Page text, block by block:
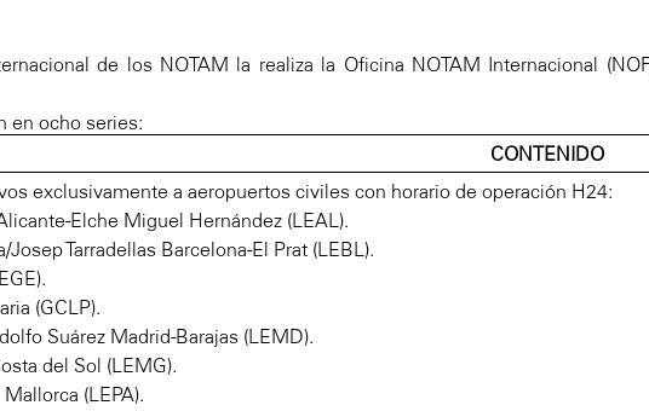
de los NOTAM la realiza la Oficina NOTAM Internacional
en ocho series:
CONTENIDO
exclusivamente a aeropuertos civiles con horario de operación H24:
Elche Miguel Hernández (LEAL).
Josep Tarradellas Barcelona-El Prat (LEBL).
(GCLP).
Suárez Madrid-Barajas (LEMD).
del Sol (LEMG).
(LEPA).